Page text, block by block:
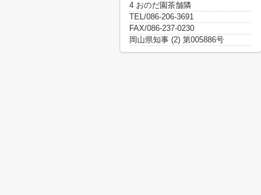
4 おのだ園茶舗隣
TEL/086-206-3691
FAX/086-237-0230
岡山県知事 (2) 第005886号